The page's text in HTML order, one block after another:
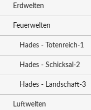
Erdwelten
Feuerwelten
Hades - Totenreich-1
Hades - Schicksal-2
Hades - Landschaft-3
Luftwelten